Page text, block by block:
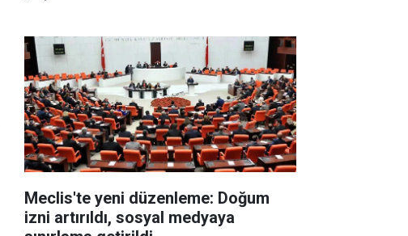
Meclis'te yeni düzenleme: Doğum
izni artırıldı, sosyal medyaya